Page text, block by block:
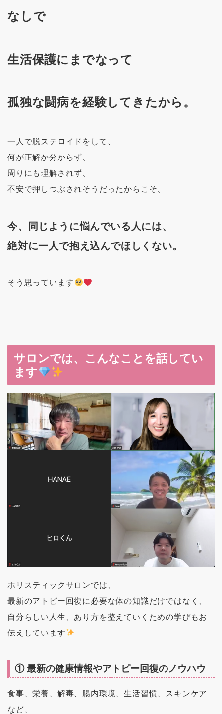
なしで
生活保護にまでなって
孤独な闘病を経験してきたから。
一人で脱ステロイドをして、
何が正解か分からず、
周りにも理解されず、
不安で押しつぶされそうだったからこそ、
今、同じように悩んでいる人には、
絶対に一人で抱え込んでほしくない。
そう思っています
サロンでは、こんなことを話してい
ます
ホリスティックサロンでは、
最新のアトピー回復に必要な体の知識だけではなく、
自分らしい人生、あり方を整えていくための学びもお
伝えしています
① 最新の健康情報やアトピー回復のノウハウ
食事、栄養、解毒、腸内環境、生活習慣、スキンケア
など、